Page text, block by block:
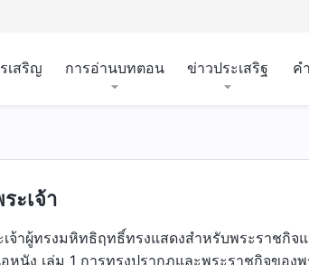
เสริญ การอ่านบทตอน ข่าวประเสริฐ ค
ะเจ้า
จ้าผู้ทรงมหิทธิฤทธิ์ทรงแสดงสำหรับพระราชกิ
นัง เล่ม 1 การทรงปรากฏและพระราชกิจของ